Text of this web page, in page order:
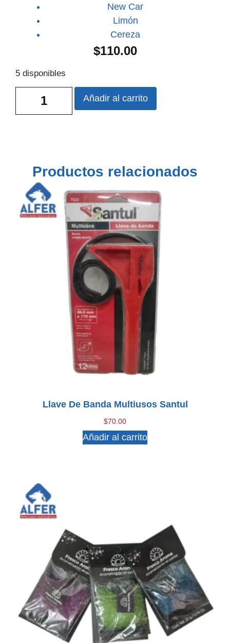
New Car
Limón
Cereza
$110.00
5 disponibles
Añadir al carrito
Productos relacionados
Llave De Banda Multiusos Santul
$70.00
Añadir al carrito